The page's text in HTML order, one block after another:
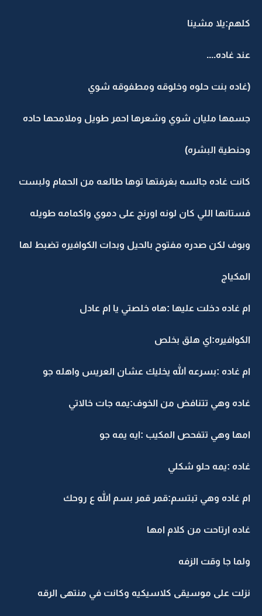
كلهم:يلا مشينا
عند غاده....
(غاده بنت حلوه وخلوقه ومطفوقه شوي
جسمها مليان شوي وشعرها احمر طويل وملامحها حاده
وحنطية البشره)
كانت غاده جالسه بغرفتها توها طالعه من الحمام ولبست
فستانها اللي كان لونه اورنج على دموي واكمامه طويله
وبوف لكن صدره مفتوح بالحيل وبدات الكوافيره تضبط لها
المكياج
ام غاده دخلت عليها :هاه خلصتي يا ام عادل
الكوافيره:اي هلق بخلص
ام غاده :بسرعه الله يخليك عشان العريس واهله جو
غاده وهي تتنافض من الخوف:يمه جات خالاتي
امها وهي تتفحص المكيب :ايه يمه جو
غاده :يمه حلو شكلي
ام غاده وهي تبتسم:قمر قمر بسم الله ع روحك
غاده ارتاحت من كلام امها
ولما جا وقت الزفه
نزلت على موسيقى كلاسيكيه وكانت في منتهى الرقه